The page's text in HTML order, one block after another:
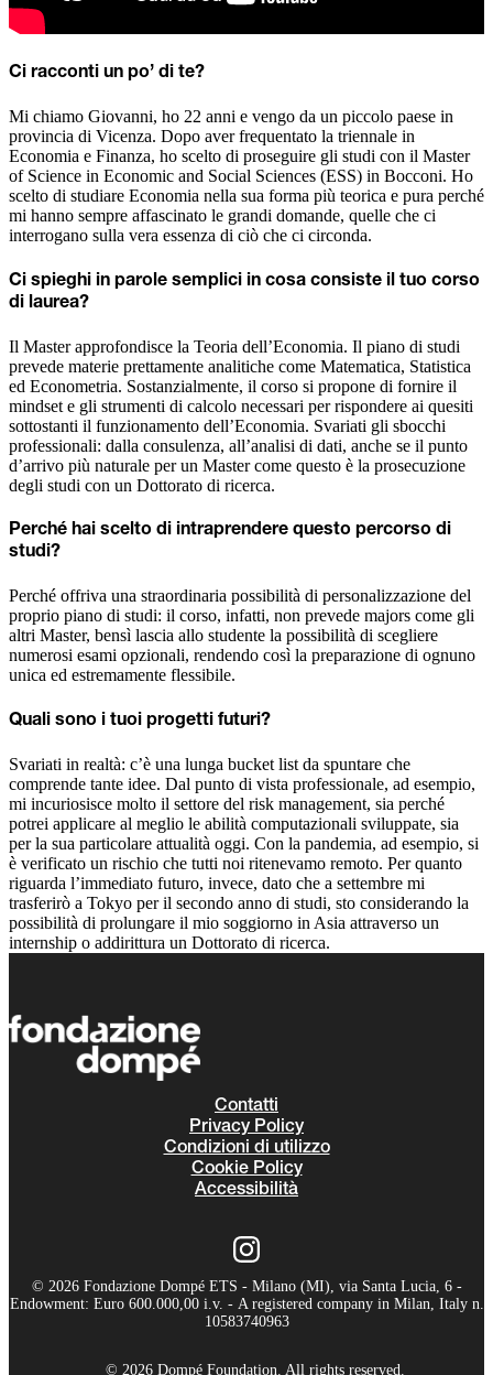
Ci racconti un po’ di te?
Mi chiamo Giovanni, ho 22 anni e vengo da un piccolo paese in
provincia di Vicenza. Dopo aver frequentato la triennale in
Economia e Finanza, ho scelto di proseguire gli studi con il Master
of Science in Economic and Social Sciences (ESS) in Bocconi. Ho
scelto di studiare Economia nella sua forma più teorica e pura perché
mi hanno sempre affascinato le grandi domande, quelle che ci
interrogano sulla vera essenza di ciò che ci circonda.
Ci spieghi in parole semplici in cosa consiste il tuo corso
di laurea?
Il Master approfondisce la Teoria dell’Economia. Il piano di studi
prevede materie prettamente analitiche come Matematica, Statistica
ed Econometria. Sostanzialmente, il corso si propone di fornire il
mindset e gli strumenti di calcolo necessari per rispondere ai quesiti
sottostanti il funzionamento dell’Economia. Svariati gli sbocchi
professionali: dalla consulenza, all’analisi di dati, anche se il punto
d’arrivo più naturale per un Master come questo è la prosecuzione
degli studi con un Dottorato di ricerca.
Perché hai scelto di intraprendere questo percorso di
studi?
Perché offriva una straordinaria possibilità di personalizzazione del
proprio piano di studi: il corso, infatti, non prevede majors come gli
altri Master, bensì lascia allo studente la possibilità di scegliere
numerosi esami opzionali, rendendo così la preparazione di ognuno
unica ed estremamente flessibile.
Quali sono i tuoi progetti futuri?
Svariati in realtà: c’è una lunga bucket list da spuntare che
comprende tante idee. Dal punto di vista professionale, ad esempio,
mi incuriosisce molto il settore del risk management, sia perché
potrei applicare al meglio le abilità computazionali sviluppate, sia
per la sua particolare attualità oggi. Con la pandemia, ad esempio, si
è verificato un rischio che tutti noi ritenevamo remoto. Per quanto
riguarda l’immediato futuro, invece, dato che a settembre mi
trasferirò a Tokyo per il secondo anno di studi, sto considerando la
possibilità di prolungare il mio soggiorno in Asia attraverso un
internship o addirittura un Dottorato di ricerca.
Contatti
Privacy Policy
Condizioni di utilizzo
Cookie Policy
Accessibilità
© 2026 Fondazione Dompé ETS - Milano (MI), via Santa Lucia, 6 -
Endowment: Euro 600.000,00 i.v. - A registered company in Milan, Italy n.
10583740963
© 2026 Dompé Foundation. All rights reserved.